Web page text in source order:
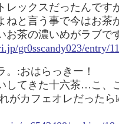
レックスだったんです
ねと言う事で今はお茶
お茶の濃いめがラブで
gr0sscandy023/entry/
。:おはらっきー！
してきた十六茶…こ、
がカフェオレだったら